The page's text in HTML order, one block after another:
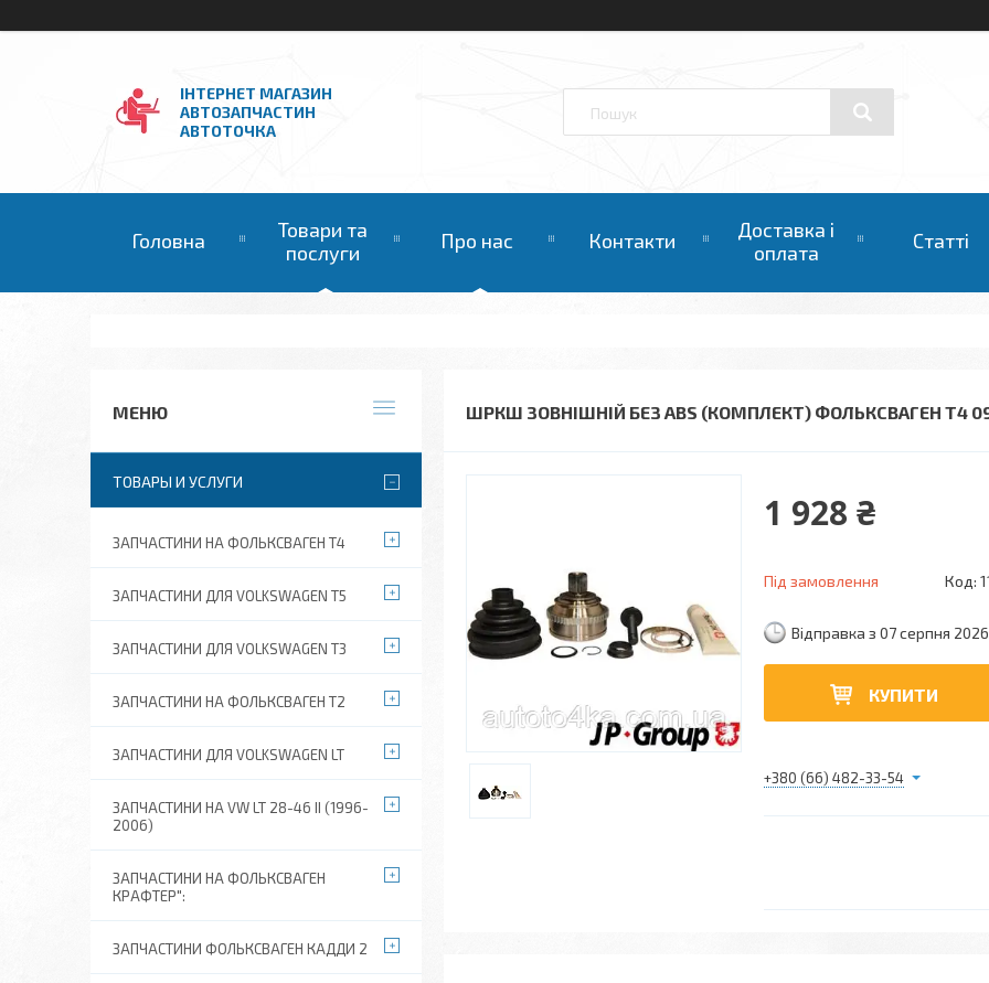
ІНТЕРНЕТ МАГАЗИН
АВТОЗАПЧАСТИН
АВТОТОЧКА
Головна
Товари та
послуги
Про нас Контакти
Доставка і
оплата
Статті
ШРКШ ЗОВНІШНІЙ БЕЗ ABS (КОМПЛЕКТ) ФОЛЬКСВАГЕН Т4 09/
1 928 ₴
Під замовлення Код:
Відправка з 07 серпня 2026
КУПИТИ
+380 (66) 482-33-54
ТОВАРЫ И УСЛУГИ
ЗАПЧАСТИНИ НА ФОЛЬКСВАГЕН Т4
ЗАПЧАСТИНИ ДЛЯ VOLKSWAGEN T5
ЗАПЧАСТИНИ ДЛЯ VOLKSWAGEN T3
ЗАПЧАСТИНИ НА ФОЛЬКСВАГЕН Т2
ЗАПЧАСТИНИ ДЛЯ VOLKSWAGEN LT
ЗАПЧАСТИНИ НА VW LT 28-46 II (1996-
2006)
ЗАПЧАСТИНИ НА ФОЛЬКСВАГЕН
КРАФТЕР":
ЗАПЧАСТИНИ ФОЛЬКСВАГЕН КАДДИ 2